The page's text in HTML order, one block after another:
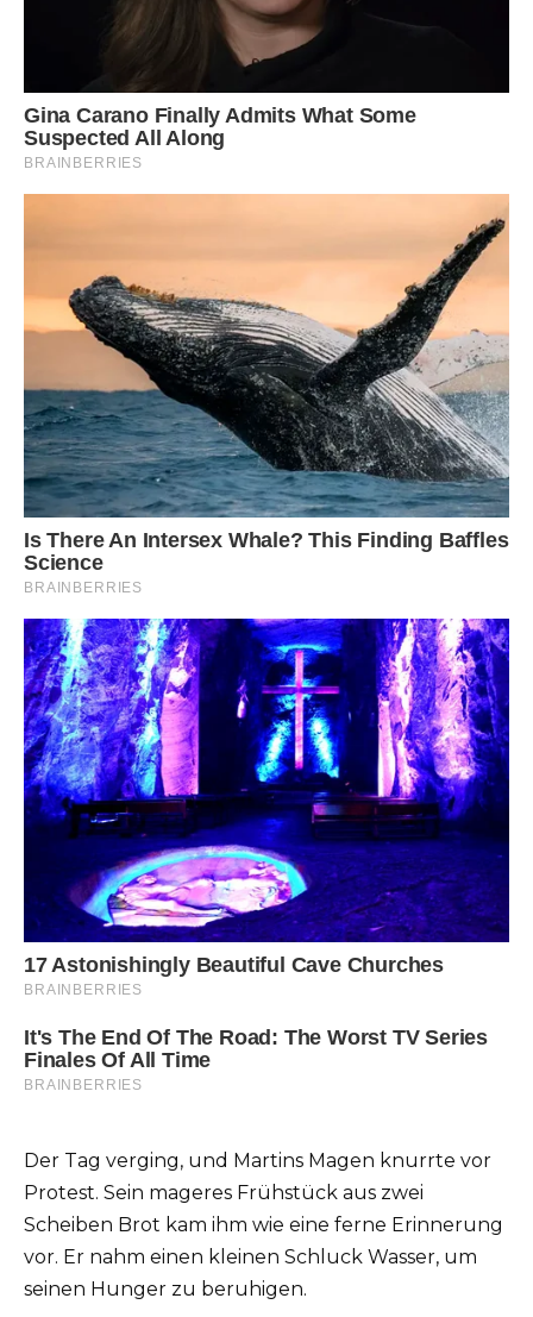
Der Tag verging, und Martins Magen knurrte vor
Protest. Sein mageres Frühstück aus zwei
Scheiben Brot kam ihm wie eine ferne Erinnerung
vor. Er nahm einen kleinen Schluck Wasser, um
seinen Hunger zu beruhigen.